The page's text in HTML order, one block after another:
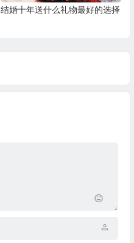
结婚十年送什么礼物最好的选择